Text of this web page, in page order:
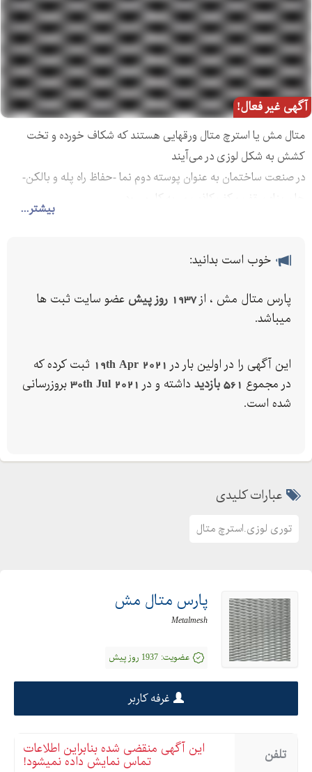
آگهی غیر فعال!
بیشتر...
متال مش یا استرچ متال ورقهایی هستند که شکاف خورده و تخت
کشش به شکل لوزی در می‌آیند
در صنعت ساختمان به عنوان پوسته دوم نما -حفاظ راه پله و بالکن-
خوب است بدانید:
پارس متال مش ، از1937 روز پیش
عضو سایت ثبت ها
میباشد.
این آگهی را در اولین بار در 19th Apr 2021 ثبت کرده که
در مجموع 561 بازدید داشته و در 30th Jul 2021 بروزرسانی
شده است.
عبارات کلیدی
توری لوزی.استرچ متال
پارس متال مش
Metalmesh
عضویت: 1937 روز پیش
غرفه کاربر
تلفن این آگهی منقضی شده بنابراین اطلاعات
تماس نمایش داده نمیشود!